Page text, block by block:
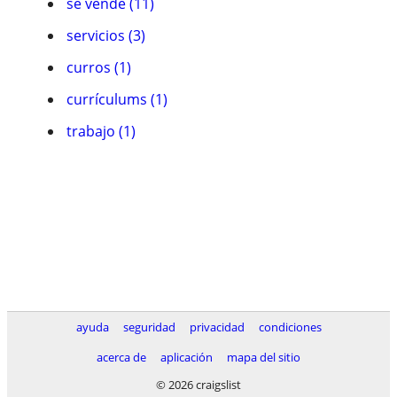
servicios (3)
curros (1)
currículums (1)
trabajo (1)
ayuda seguridad privacidad
condiciones
acerca de
aplicación
mapa del sitio
© 2026 craigslist